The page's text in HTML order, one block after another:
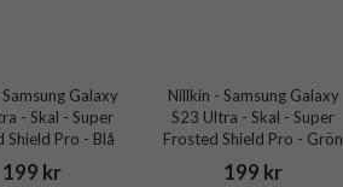
Galaxy
- Skal - Super
Shield Pro - Blå
199 kr
Nillkin - Samsung Galaxy
S23 Ultra - Skal - Super
Frosted Shield Pro - Grön
199 kr